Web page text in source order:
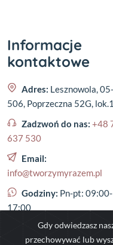
Informacje
kontaktowe
Adres: Lesznowola, 05-
506, Poprzeczna 52G, lok.1
Zadzwoń do nas: +48
637 530
Email:
info@tworzymyrazem.pl
Godziny: Pn-pt: 09:00-
17:00
Gdy odwiedzasz
przechowywać lub